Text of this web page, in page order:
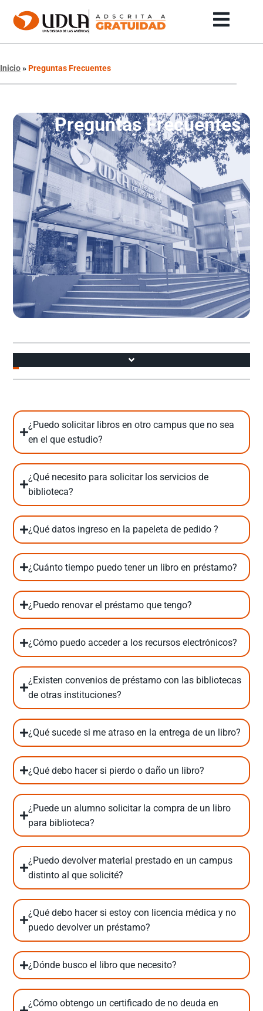
Inicio»Preguntas Frecuentes
Preguntas Frecuentes
¿Puedo solicitar libros en otro campus que no sea
en el que estudio?
¿Qué necesito para solicitar los servicios de
biblioteca?
¿Qué datos ingreso en la papeleta de pedido ?
¿Cuánto tiempo puedo tener un libro en préstamo?
¿Puedo renovar el préstamo que tengo?
¿Cómo puedo acceder a los recursos electrónicos?
¿Existen convenios de préstamo con las bibliotecas
de otras instituciones?
¿Qué sucede si me atraso en la entrega de un libro?
¿Qué debo hacer si pierdo o daño un libro?
¿Puede un alumno solicitar la compra de un libro
para biblioteca?
¿Puedo devolver material prestado en un campus
distinto al que solicité?
¿Qué debo hacer si estoy con licencia médica y no
puedo devolver un préstamo?
¿Dónde busco el libro que necesito?
¿Cómo obtengo un certificado de no deuda en